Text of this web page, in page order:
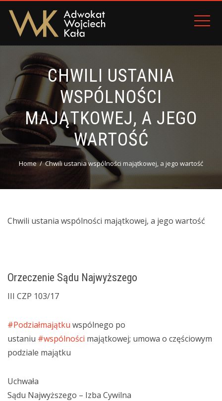
CHWILI USTANIA
WSPÓLNOŚCI
MAJĄTKOWEJ, A JEGO
WARTOŚĆ
Home Chwili ustania wspólności majątkowej, a jego wartość
Chwili ustania wspólności majątkowej, a jego wartość
Orzeczenie Sądu Najwyższego
III CZP 103/17
#Podziałmajątku wspólnego po
ustaniu #wspólności majątkowej; umowa o częściowym
podziale majątku
Uchwała
Sądu Najwyższego – Izba Cywilna